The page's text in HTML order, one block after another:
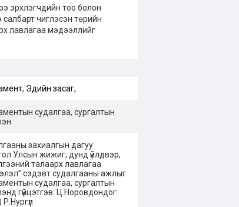
эрхлэгчдийн тоо болон
салбарт чиглэсэн төрийн
лавлагаа мэдээллийг
, Эдийн засаг,
судалгаа, сургалтын
захиалгын дагуу
Улсын жижиг, дунд үйлдвэр,
талаарх лавлагаа
сэдэвт судалгааны ажлыг
судалгаа, сургалтын
гүйцэтгэв. Ц.Норовдондог
Р.Нургүл